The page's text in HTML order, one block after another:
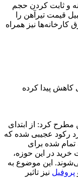
و ثابت کردن حجم
قیمت تیرآهن را
کارخانه‌ها نیز همراه
کرد: از ابتدای
رکود عجیبی شده که
شده برای
در این حوزه،
این موضوع به
پروفیل نیز تاثیر